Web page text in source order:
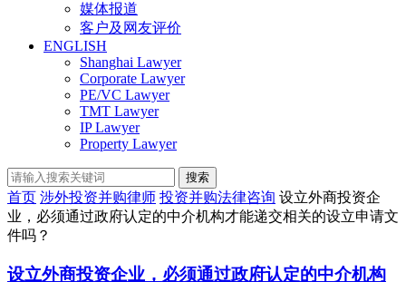
媒体报道
客户及网友评价
ENGLISH
Shanghai Lawyer
Corporate Lawyer
PE/VC Lawyer
TMT Lawyer
IP Lawyer
Property Lawyer
搜索
首页 涉外投资并购律师 投资并购法律咨询 设立外商投资企
业，必须通过政府认定的中介机构才能递交相关的设立申请文
件吗？
设立外商投资企业，必须通过政府认定的中介机构